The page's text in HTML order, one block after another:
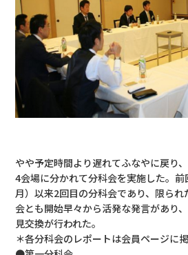
やや予定時間より遅れてふなやに戻り
4会場に分かれて分科会を実施した。
月）以来2回目の分科会であり、限ら
会とも開始早々から活発な発言があり
見交換が行われた。
＊各分科会のレポートは会員ページに掲